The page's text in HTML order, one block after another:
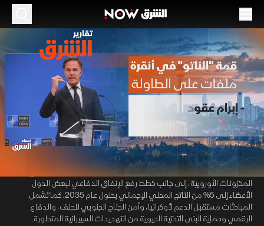
00:12
الموسم 2026
أنقرة تستضيف قمة الناتو وسط أجندة دفاعية غير
مسبوقة
28 يونيو 2026 01:38
تقارير الشرق
تستضيف أنقرة قمة لحلف شمال الأطلسي تتصدرها ملفات التسليح والإنفاق
الدفاعي وتعزيز القدرات العسكرية المشتركة. ويناقش القادة عقوداً دفاعية
بمليارات الدولارات تستهدف زيادة إنتاج الذخائر والأسلحة وسد النقص في
المخزونات الأوروبية، إلى جانب خطط رفع الإنفاق الدفاعي لبعض الدول
الأعضاء إلى 5% من الناتج المحلي الإجمالي بحلول عام 2035. كما تشمل
المباحثات مستقبل الدعم لأوكرانيا، وأمن الجناح الجنوبي للحلف، والدفاع
الرقمي وحماية البنى التحتية الحيوية من التهديدات السيبرانية المتطورة.